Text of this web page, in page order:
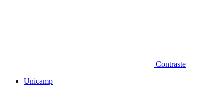
Contraste
Unicamp